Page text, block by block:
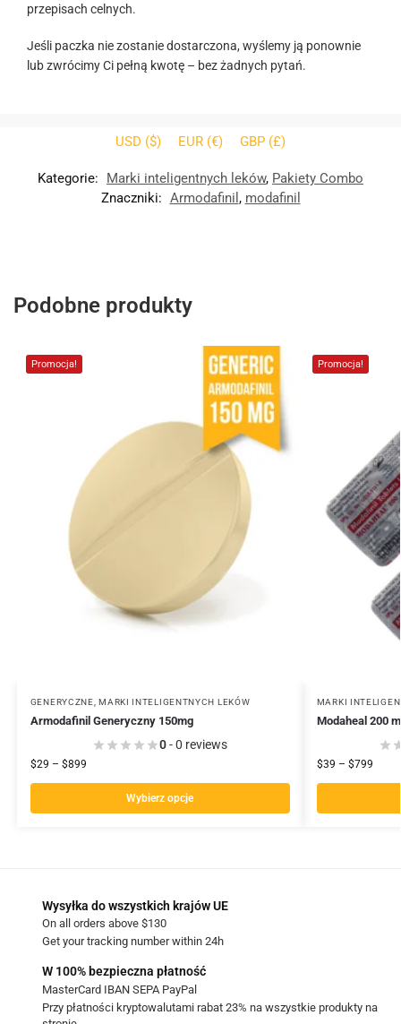
przepisach celnych.
Jeśli paczka nie zostanie dostarczona, wyślemy ją ponownie
lub zwrócimy Ci pełną kwotę – bez żadnych pytań.
USD ($) EUR (€) GBP (£)
Kategorie: Marki inteligentnych leków, Pakiety Combo
Znaczniki: Armodafinil , modafinil
Podobne produkty
Promocja!
GENERYCZNE ,MARKI INTELIGENTNYCH LEKÓW
Armodafinil Generyczny 150mg
0- 0 reviews
$29 – $899
Wybierz opcje
Promocja!
MARKI
Modaheal 200
$39 – $799
Wysyłka do wszystkich krajów UE
On all orders above $130
Get your tracking number within 24h
W 100% bezpieczna płatność
MasterCard IBAN SEPA PayPal
Przy płatności kryptowalutami rabat 23% na wszystkie produkty na